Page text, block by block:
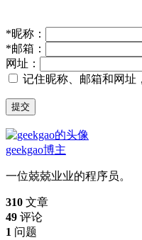
*昵称：
*邮箱：
网址：
记住昵称、邮箱和网址
提交
geekgao博主
一位兢兢业业的程序员。
310 文章
49 评论
1 问题